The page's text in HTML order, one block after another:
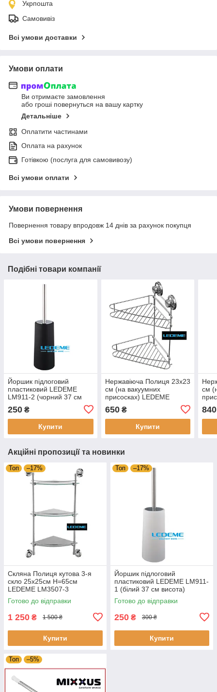
Укрпошта
Самовивіз
Всі умови доставки
Умови оплати
Ви отримаєте замовлення
або гроші повернуться на вашу картку
Детальніше
Оплатити частинами
Оплата на рахунок
Готівкою (послуга для самовивозу)
Всі умови оплати
Умови повернення
Повернення товару впродовж 14 днів за рахунок покупця
Всі умови повернення
Подібні товари компанії
Йоршик підлоговий
пластиковий LEDEME
LM911-2 (чорний 37 см
250 ₴
Купити
Нержавіюча Полиця 23х23
см (на вакуумних
присосках) LEDEME
650₴
Купити
см
840
Акційні пропозиції та новинки
Топ –17%
Скляна Полиця кутова 3-я
скло 25х25см H=65см
LEDEME LM3507-3
Готово до відправки
1 250 ₴ 1 500 ₴
Купити
Топ –17%
Йоршик підлоговий
пластиковий LEDEME LM911-
1 (білий 37 см висота)
Готово до відправки
250 ₴ 300 ₴
Купити
Топ –5%